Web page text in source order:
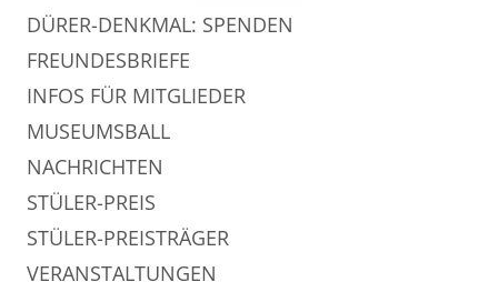
DÜRER-DENKMAL: SPENDEN
FREUNDESBRIEFE
INFOS FÜR MITGLIEDER
MUSEUMSBALL
NACHRICHTEN
STÜLER-PREIS
STÜLER-PREISTRÄGER
VERANSTALTUNGEN